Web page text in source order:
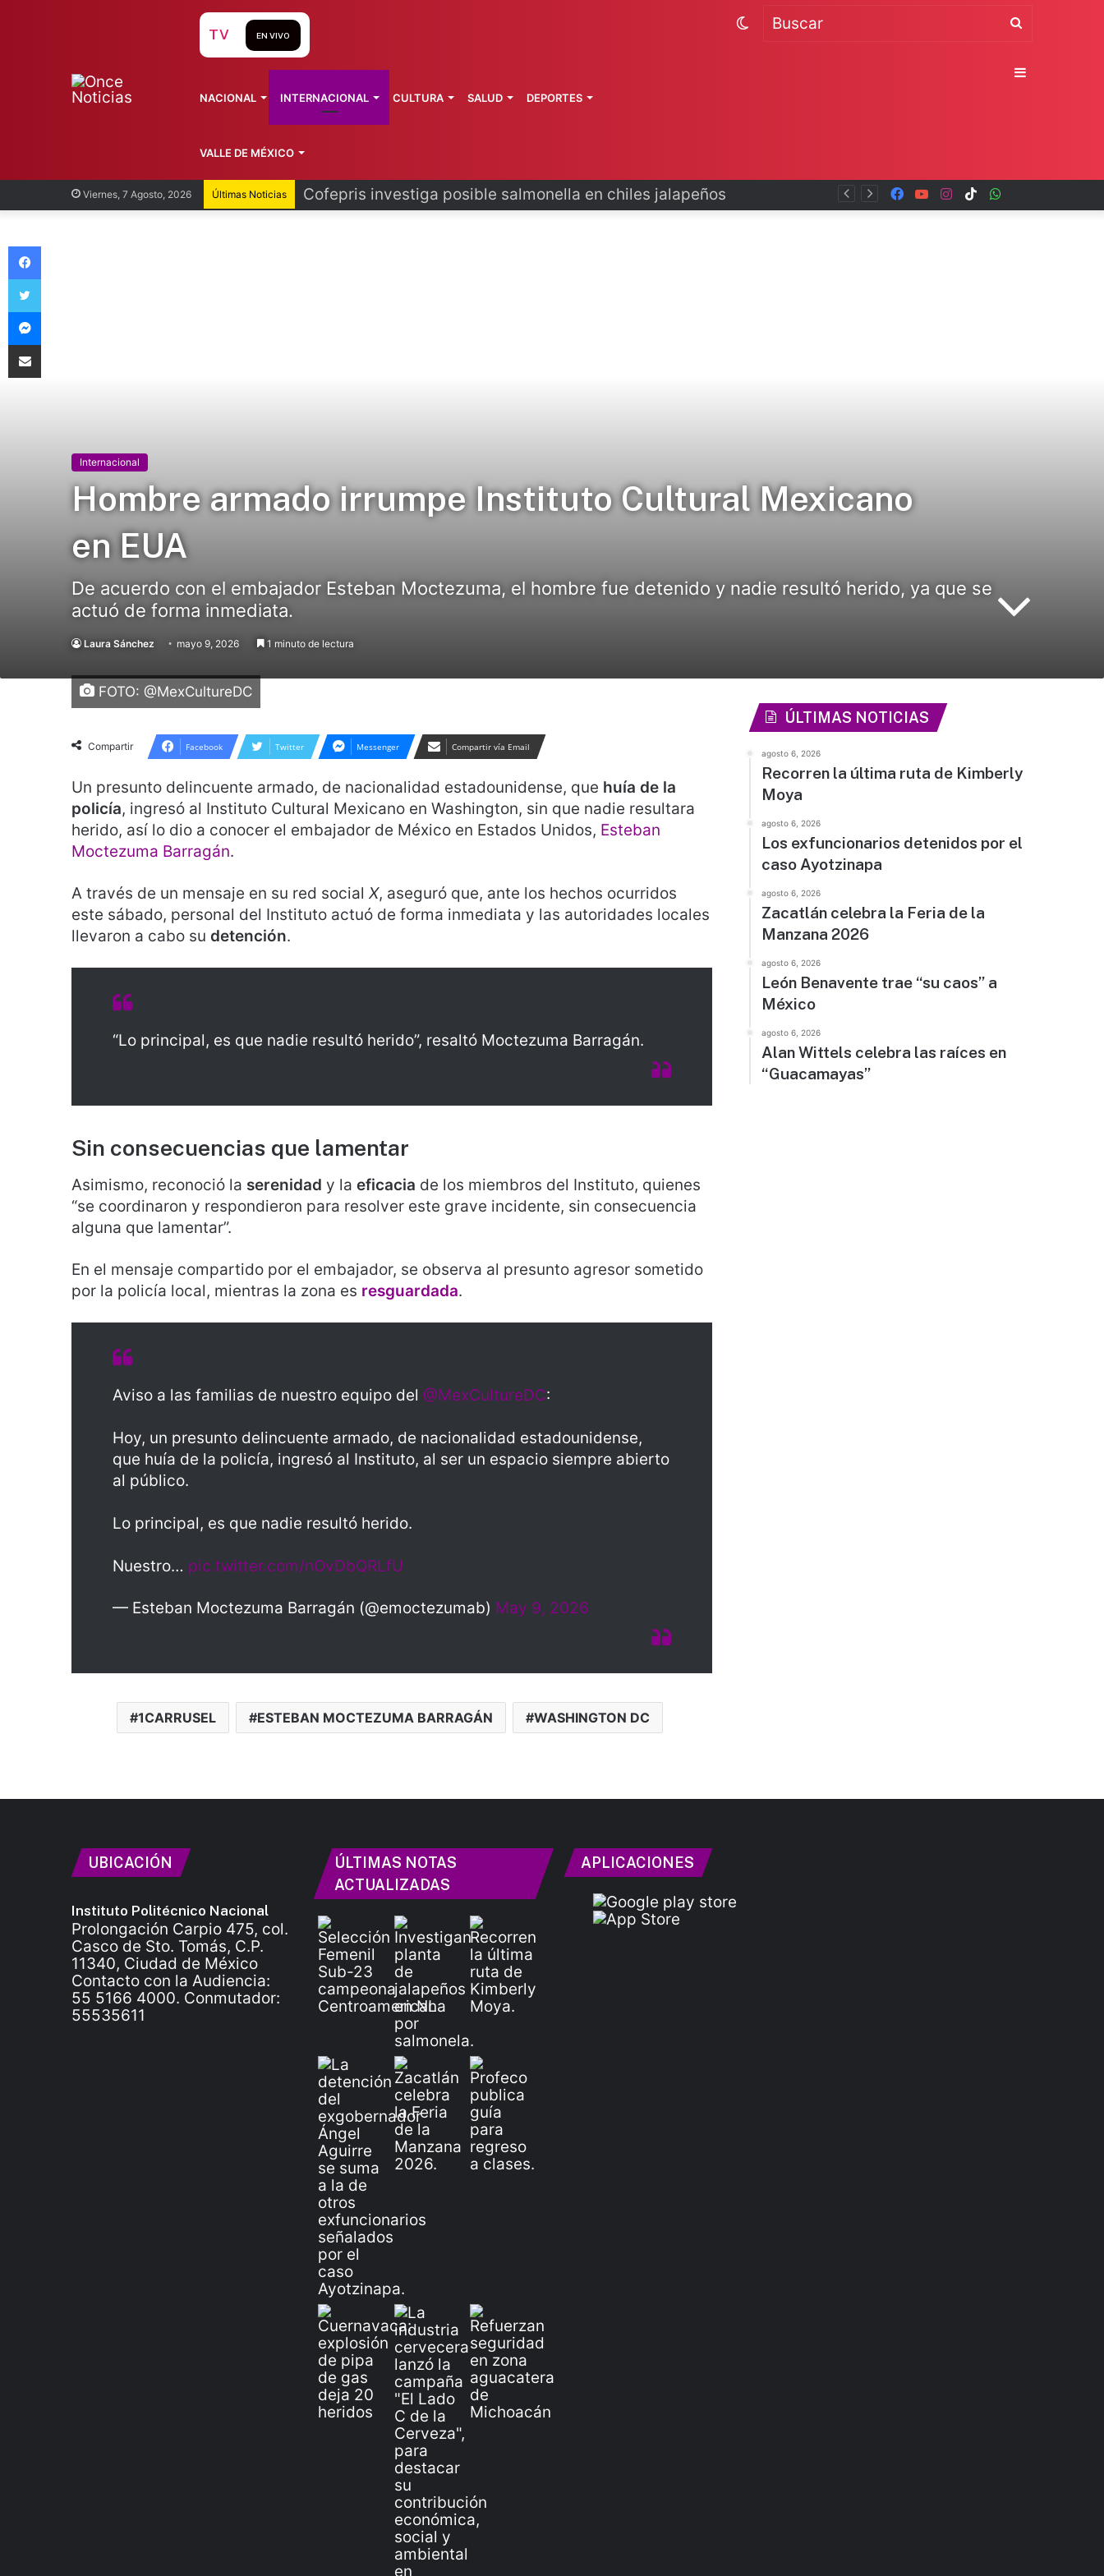
Viernes, 7 Agosto, 2026 Últimas Noticias Cofepris investiga posible salmonella en chiles jalapeños TikTok
Instagram
YouTube
Facebook
TV EN VIVO
NACIONAL INTERNACIONAL CULTURA SALUD DEPORTES
VALLE DE MÉXICO
Buscar
Switch
Sidebar
Internacional
Hombre armado irrumpe Instituto Cultural Mexicano
en EUA
De acuerdo con el embajador Esteban Moctezuma, el hombre fue detenido y nadie resultó herido, ya que se
actuó de forma inmediata.
Laura Sánchez mayo 9, 2026 1 minuto de lectura
FOTO: @MexCultureDC
Compartir Facebook Twitter Messenger Compartir vía Email
Un presunto delincuente armado, de nacionalidad estadounidense, que huía de la
policía, ingresó al Instituto Cultural Mexicano en Washington, sin que nadie resultara
herido, así lo dio a conocer el embajador de México en Estados Unidos, Esteban
Moctezuma Barragán.
A través de un mensaje en su red social X, aseguró que, ante los hechos ocurridos
este sábado, personal del Instituto actuó de forma inmediata y las autoridades locales
llevaron a cabo su detención.
“Lo principal, es que nadie resultó herido”, resaltó Moctezuma Barragán.
Sin consecuencias que lamentar
Asimismo, reconoció la serenidad y la eficacia de los miembros del Instituto, quienes
“se coordinaron y respondieron para resolver este grave incidente, sin consecuencia
alguna que lamentar”.
En el mensaje compartido por el embajador, se observa al presunto agresor sometido
por la policía local, mientras la zona es resguardada.
Aviso a las familias de nuestro equipo del @MexCultureDC:
Hoy, un presunto delincuente armado, de nacionalidad estadounidense,
que huía de la policía, ingresó al Instituto, al ser un espacio siempre abierto
al público.
Lo principal, es que nadie resultó herido.
Nuestro… pic.twitter.com/nOvDbQRLfU
— Esteban Moctezuma Barragán (@emoctezumab) May 9, 2026
1CARRUSEL ESTEBAN MOCTEZUMA BARRAGÁN WASHINGTON DC
ÚLTIMAS NOTICIAS
agosto 6, 2026
Recorren la última ruta de Kimberly
Moya
agosto 6, 2026
Los exfuncionarios detenidos por el
caso Ayotzinapa
agosto 6, 2026
Zacatlán celebra la Feria de la
Manzana 2026
agosto 6, 2026
León Benavente trae “su caos” a
México
agosto 6, 2026
Alan Wittels celebra las raíces en
“Guacamayas”
UBICACIÓN
Instituto Politécnico Nacional
Prolongación Carpio 475, col.
Casco de Sto. Tomás, C.P.
11340, Ciudad de México
Contacto con la Audiencia:
55 5166 4000. Conmutador:
55535611
ÚLTIMAS NOTAS
ACTUALIZADAS
APLICACIONES
Facebook
Twitter
Messenger
Compartir vía Email